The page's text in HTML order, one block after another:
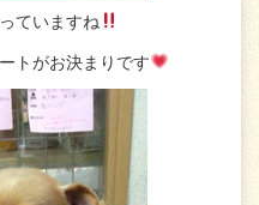
ていますね
トがお決まりです